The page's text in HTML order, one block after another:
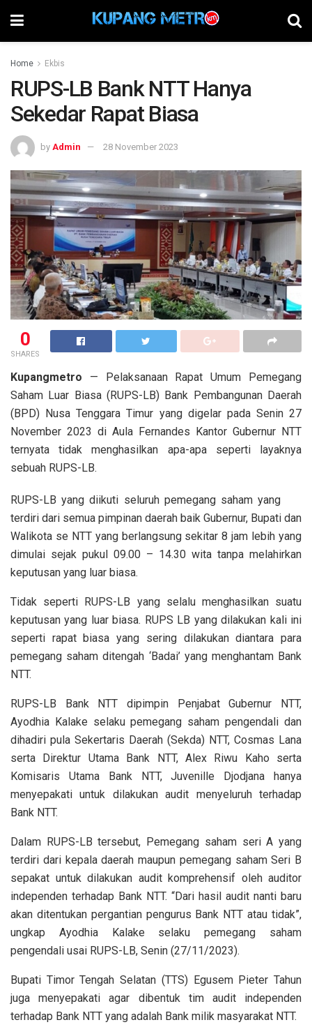
Home Ekbis
RUPS-LB Bank NTT Hanya
Sekedar Rapat Biasa
by Admin 28 November 2023
0
SHARES
Kupangmetro — Pelaksanaan Rapat Umum Pemegang
Saham Luar Biasa (RUPS-LB) Bank Pembangunan Daerah
(BPD) Nusa Tenggara Timur yang digelar pada Senin 27
November 2023 di Aula Fernandes Kantor Gubernur NTT
ternyata tidak menghasilkan apa-apa seperti layaknya
sebuah RUPS-LB.
RUPS-LB yang diikuti seluruh pemegang saham yang
terdiri dari semua pimpinan daerah baik Gubernur, Bupati dan
Walikota se NTT yang berlangsung sekitar 8 jam lebih yang
dimulai sejak pukul 09.00 – 14.30 wita tanpa melahirkan
keputusan yang luar biasa.
Tidak seperti RUPS-LB yang selalu menghasilkan suatu
keputusan yang luar biasa. RUPS LB yang dilakukan kali ini
seperti rapat biasa yang sering dilakukan diantara para
pemegang saham ditengah ‘Badai’ yang menghantam Bank
NTT.
RUPS-LB Bank NTT dipimpin Penjabat Gubernur NTT,
Ayodhia Kalake selaku pemegang saham pengendali dan
dihadiri pula Sekertaris Daerah (Sekda) NTT, Cosmas Lana
serta Direktur Utama Bank NTT, Alex Riwu Kaho serta
Komisaris Utama Bank NTT, Juvenille Djodjana hanya
menyepakati untuk dilakukan audit menyeluruh terhadap
Bank NTT.
Dalam RUPS-LB tersebut, Pemegang saham seri A yang
terdiri dari kepala daerah maupun pemegang saham Seri B
sepakat untuk dilakukan audit komprehensif oleh auditor
independen terhadap Bank NTT. “Dari hasil audit nanti baru
akan ditentukan pergantian pengurus Bank NTT atau tidak”,
ungkap Ayodhia Kalake selaku pemegang saham
pengendali usai RUPS-LB, Senin (27/11/2023).
Bupati Timor Tengah Selatan (TTS) Egusem Pieter Tahun
juga menyepakati agar dibentuk tim audit independen
terhadap Bank NTT yang adalah Bank milik masyarakat NTT.